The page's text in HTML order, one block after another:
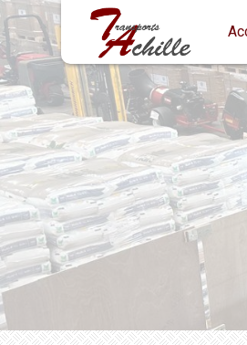
Panneau de gestion des cookies